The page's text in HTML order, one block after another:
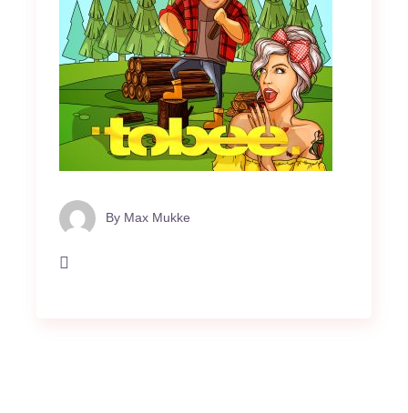
By Max Mukke